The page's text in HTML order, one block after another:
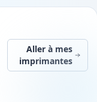
Aller à mes
imprimantes